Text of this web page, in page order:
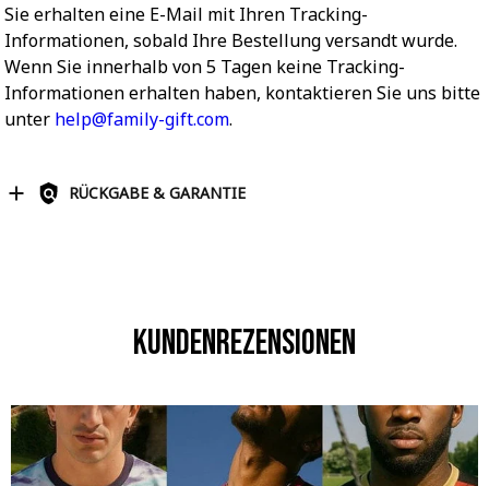
Sie erhalten eine E-Mail mit Ihren Tracking-
Informationen, sobald Ihre Bestellung versandt wurde.
Wenn Sie innerhalb von 5 Tagen keine Tracking-
Informationen erhalten haben, kontaktieren Sie uns bitte
unter help@family-gift.com.
RÜCKGABE & GARANTIE
Kundenrezensionen